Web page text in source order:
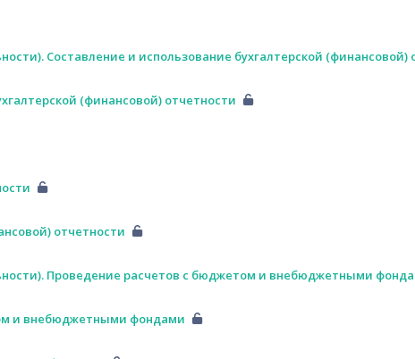
Составление и использование бухгалтерской (финансовой)
(финансовой) отчетности
отчетности
Проведение расчетов с бюджетом и внебюджетными
и внебюджетными фондами